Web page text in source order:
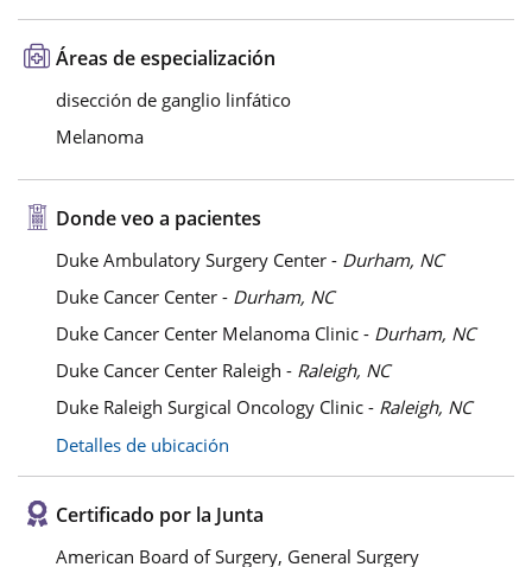
Áreas de especialización
disección de ganglio linfático
Melanoma
Donde veo a pacientes
Duke Ambulatory Surgery Center - Durham, NC
Duke Cancer Center - Durham, NC
Duke Cancer Center Melanoma Clinic - Durham, NC
Duke Cancer Center Raleigh - Raleigh, NC
Duke Raleigh Surgical Oncology Clinic - Raleigh, NC
Detalles de ubicación
Certificado por la Junta
American Board of Surgery, General Surgery